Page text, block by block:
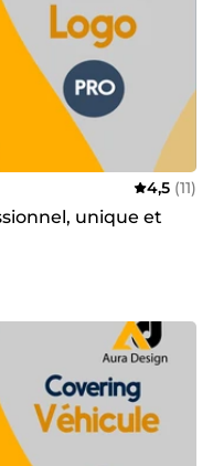
4,5 (11)
unique et